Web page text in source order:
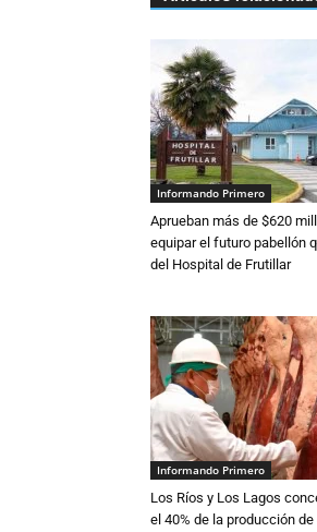
Informando Primero
Aprueban más de $620
equipar el futuro pabellón
del Hospital de Frutillar
Informando Primero
Los Ríos y Los Lagos
el 40% de la producción